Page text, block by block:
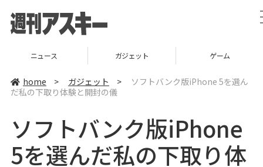
ニュース ガジェット ゲーム
home > ガジェット >
ソフトバンク版iPhone 5を選ん
だ私の下取り体験と開封の儀
ソフトバンク版iPhone
5を選んだ私の下取り体